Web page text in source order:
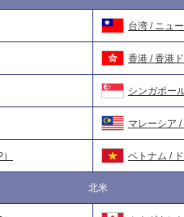
台湾 / ニュ
香港 / 香港
シンガポー
マレーシア
ベトナム /
北米